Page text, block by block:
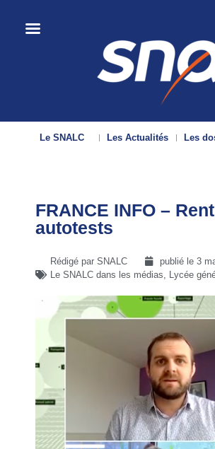
Le SNALC Les Actualités Les
FRANCE INFO –
autotests
Rédigé par SNALC publié le 3
Le SNALC dans les médias, Lycée